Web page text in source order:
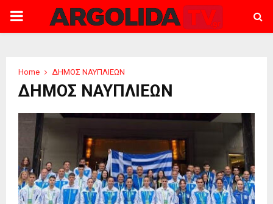
PRIMARY
Home ΔΗΜΟΣ ΝΑΥΠΛΙΕΩΝ
ΔΗΜΟΣ ΝΑΥΠΛΙΕΩΝ